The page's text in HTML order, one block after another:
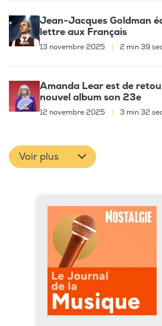
Jean-Jacques Goldman
lettre aux Français
13 novembre 2025 2 min 39
Amanda Lear est de
nouvel album son 23e
12 novembre 2025 3 min 32
Voir plus